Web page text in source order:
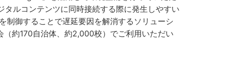
ルコンテンツに同時接続する際に発生しやすい
制御することで遅延要因を解消するソリューシ
約170自治体、約2,000校）でご利用いただい